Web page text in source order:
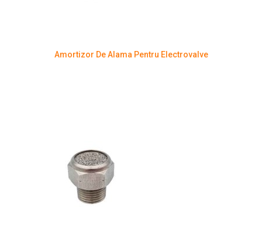
Amortizor De Alama Pentru Electrovalve